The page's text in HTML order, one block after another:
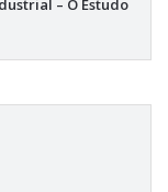
– O Estudo